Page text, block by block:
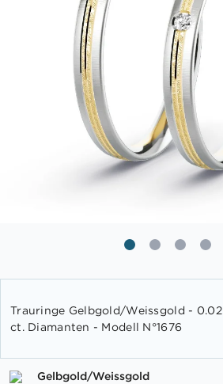
der
Bildgalerie
Trauringe Gelbgold/Weissgold - 0.02
ct. Diamanten - Modell N°1676
Gelbgold/Weissgold